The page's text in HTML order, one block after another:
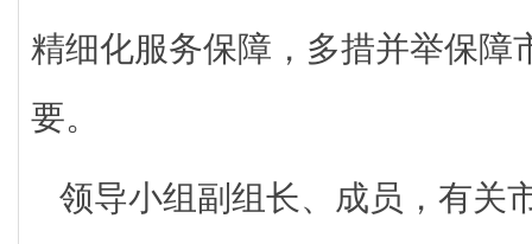
精细化服务保障，多措并举保障
要。
领导小组副组长、成员，有关